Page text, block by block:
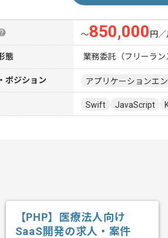
〜850,000 円／
態 業務委託（フリーラン
ポジション アプリケーションエ
Swift JavaScript
【PHP】医療法人向け
SaaS開発の求人・案件